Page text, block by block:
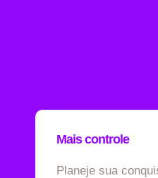
Mais controle
Planeje sua